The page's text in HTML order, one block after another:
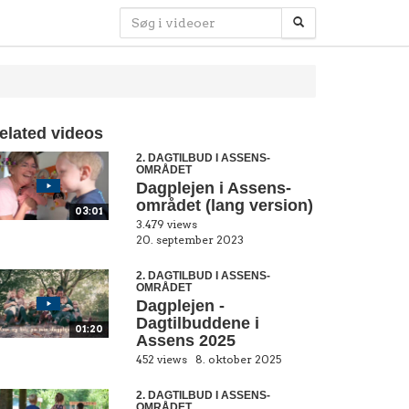
videos
03:01
2. DAGTILBUD I ASSENS-
OMRÅDET
Dagplejen i Assens-
området (lang version)
3.479 views
20. september 2023
01:20
2. DAGTILBUD I ASSENS-
OMRÅDET
Dagplejen -
Dagtilbuddene i
Assens 2025
452 views 8. oktober 2025
2. DAGTILBUD I ASSENS-